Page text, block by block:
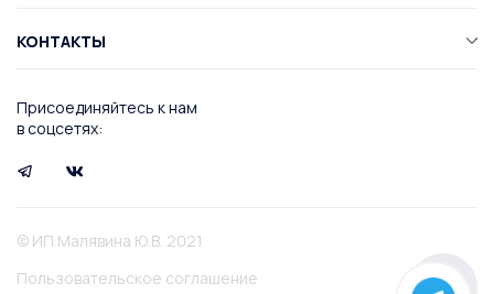
Присоединяйтесь к нам
в соцсетях:
КОНТАКТЫ
© ИП Малявина Ю.В. 2021
Пользовательское соглашение